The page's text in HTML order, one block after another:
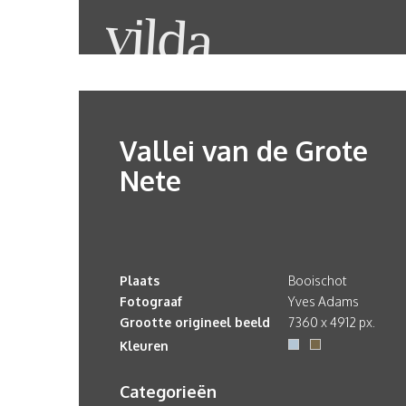
Vallei van de Grote
Nete
Plaats
Booischot
Fotograaf
Yves Adams
Grootte origineel beeld
7360 x 4912 px.
Kleuren
Categorieën